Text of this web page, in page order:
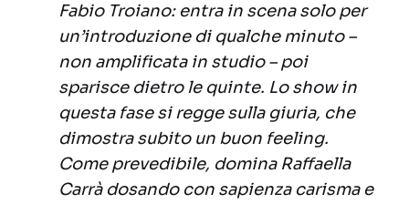
Fabio Troiano: entra in scena solo per
un’introduzione di qualche minuto –
non amplificata in studio – poi
sparisce dietro le quinte. Lo show in
questa fase si regge sulla giuria, che
dimostra subito un buon feeling.
Come prevedibile, domina Raffaella
Carrà dosando con sapienza carisma e